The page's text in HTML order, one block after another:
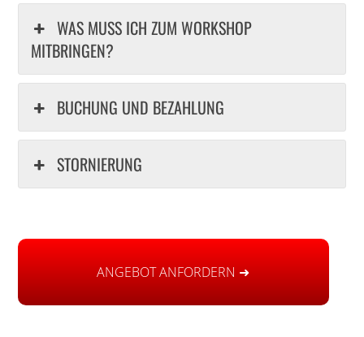
WAS MUSS ICH ZUM WORKSHOP
MITBRINGEN?
BUCHUNG UND BEZAHLUNG
STORNIERUNG
ANGEBOT ANFORDERN ➜